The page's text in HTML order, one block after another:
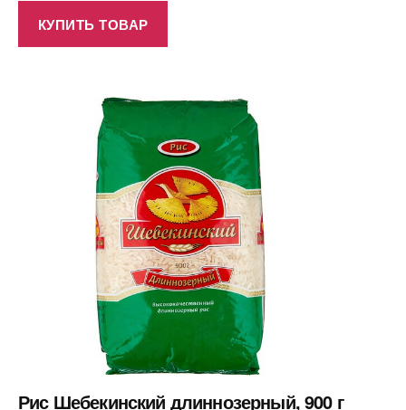
КУПИТЬ ТОВАР
Рис Шебекинский длиннозерный, 900 г